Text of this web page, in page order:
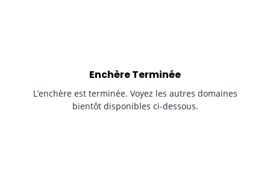
Enchère Terminée
L’enchère est terminée. Voyez les autres domaines
bientôt disponibles ci-dessous.